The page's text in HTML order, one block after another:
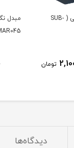
پایه U آهنربایی ( SUB-
تومان
)
دیدگاه‌ها